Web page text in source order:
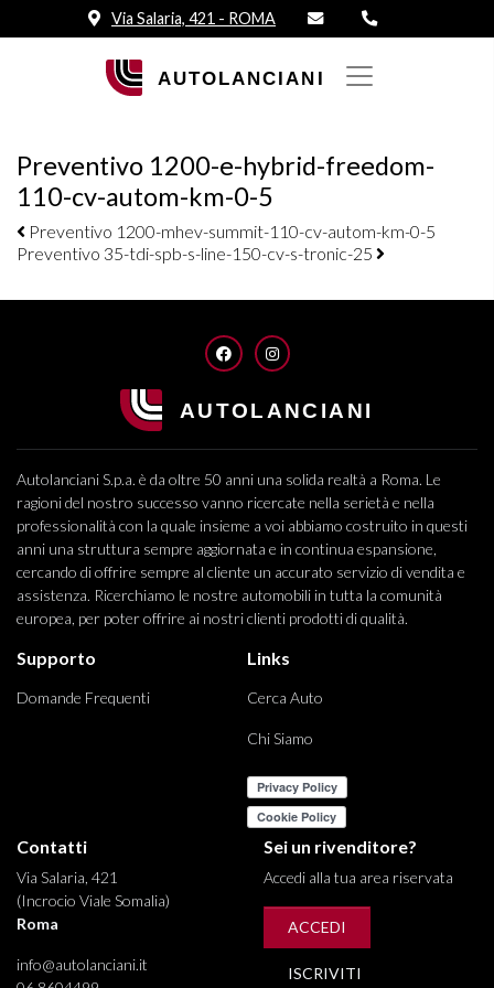
Via Salaria, 421 - ROMA
Preventivo 1200-e-hybrid-freedom-
110-cv-autom-km-0-5
Navigazione elementi
Preventivo 1200-mhev-summit-110-cv-autom-km-0-5
Preventivo 35-tdi-spb-s-line-150-cv-s-tronic-25
FACEBOOKINSTAGRAM
Autolanciani S.p.a. è da oltre 50 anni una solida realtà a Roma. Le
ragioni del nostro successo vanno ricercate nella serietà e nella
professionalità con la quale insieme a voi abbiamo costruito in questi
anni una struttura sempre aggiornata e in continua espansione,
cercando di offrire sempre al cliente un accurato servizio di vendita e
assistenza. Ricerchiamo le nostre automobili in tutta la comunità
europea, per poter offrire ai nostri clienti prodotti di qualità.
Supporto
Domande Frequenti
Links
Cerca Auto
Chi Siamo
Contatti
Via Salaria, 421
(Incrocio Viale Somalia)
Roma
info@autolanciani.it
Sei un rivenditore?
Accedi alla tua area riservata
ACCEDI
ISCRIVITI